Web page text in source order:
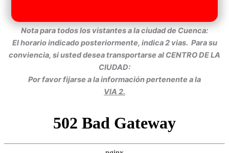
Nota para todos los vistantes a la ciudad de Cuenca:
El horario indicado posteriormente, indica 2 vias. Para su
conviencia, si usted desea transportarse al CENTRO DE LA
CIUDAD:
Por favor fijarse a la información pertenente a la
VIA 2.